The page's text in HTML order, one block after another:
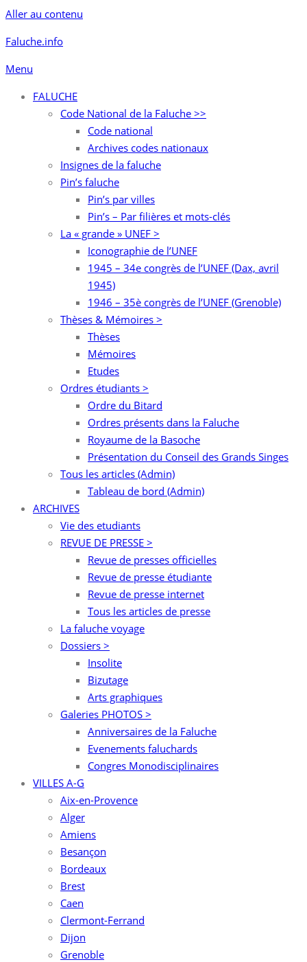
Aller au contenu
Faluche.info
Menu
FALUCHE
Code National de la Faluche >>
Code national
Archives codes nationaux
Insignes de la faluche
Pin’s faluche
Pin’s par villes
Pin’s – Par filières et mots-clés
La « grande » UNEF >
Iconographie de l’UNEF
1945 – 34e congrès de l’UNEF (Dax, avril
1945)
1946 – 35è congrès de l’UNEF (Grenoble)
Thèses & Mémoires >
Thèses
Mémoires
Etudes
Ordres étudiants >
Ordre du Bitard
Ordres présents dans la Faluche
Royaume de la Basoche
Présentation du Conseil des Grands Singes
Tous les articles (Admin)
Tableau de bord (Admin)
ARCHIVES
Vie des etudiants
REVUE DE PRESSE >
Revue de presses officielles
Revue de presse étudiante
Revue de presse internet
Tous les articles de presse
La faluche voyage
Dossiers >
Insolite
Bizutage
Arts graphiques
Galeries PHOTOS >
Anniversaires de la Faluche
Evenements faluchards
Congres Monodisciplinaires
VILLES A-G
Aix-en-Provence
Alger
Amiens
Besançon
Bordeaux
Brest
Caen
Clermont-Ferrand
Dijon
Grenoble